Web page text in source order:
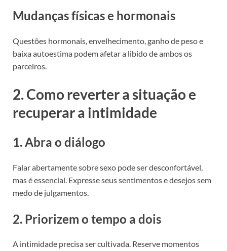
Mudanças físicas e hormonais
Questões hormonais, envelhecimento, ganho de peso e
baixa autoestima podem afetar a libido de ambos os
parceiros.
2. Como reverter a situação e
recuperar a intimidade
1. Abra o diálogo
Falar abertamente sobre sexo pode ser desconfortável,
mas é essencial. Expresse seus sentimentos e desejos sem
medo de julgamentos.
2. Priorizem o tempo a dois
A intimidade precisa ser cultivada. Reserve momentos